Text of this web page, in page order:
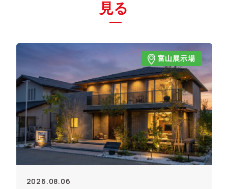
見る
富山展示場
2026.08.06